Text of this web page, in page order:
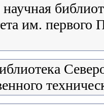
им. первого